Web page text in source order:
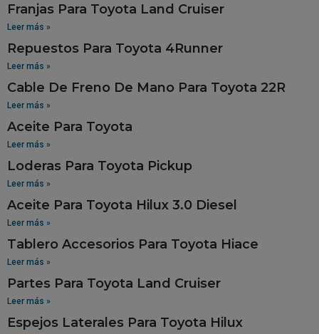
Franjas Para Toyota Land Cruiser
Leer más »
Repuestos Para Toyota 4Runner
Leer más »
Cable De Freno De Mano Para Toyota 22R
Leer más »
Aceite Para Toyota
Leer más »
Loderas Para Toyota Pickup
Leer más »
Aceite Para Toyota Hilux 3.0 Diesel
Leer más »
Tablero Accesorios Para Toyota Hiace
Leer más »
Partes Para Toyota Land Cruiser
Leer más »
Espejos Laterales Para Toyota Hilux